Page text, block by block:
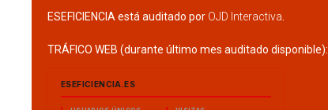
ESEFICIENCIA está auditado por OJD Interactiva
TRÁFICO WEB (durante último mes auditado disponible):